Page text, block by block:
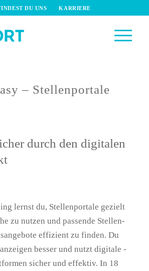
DU UNS KARRIERE
– Stellenportale
durch den digitalen
lernst du, Stellenportale gezielt
zu nutzen und passende Stellen-
effizient zu finden. Du
besser und nutzt digitale
sicher und effektiv. In 18